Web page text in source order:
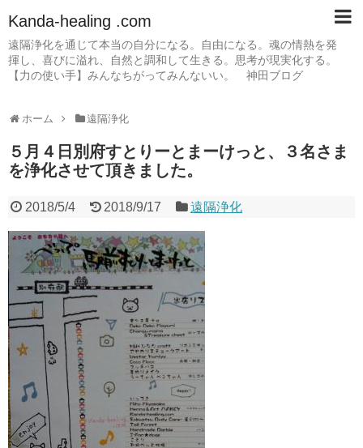
Kanda-healing .com
遠隔浄化を通じて本当の自分になる。自由になる。魂の情熱を発
揮し、喜びに溢れ、自然と調和して生きる。思考が現実化する。
【力の使い手】みんなちがってみんないい。 神田ブログ
ホーム 遠隔浄化
５月４日別府すとりーとまーけっと、３名さま
を浄化させて頂きました。
2018/5/4 2018/9/17 遠隔浄化